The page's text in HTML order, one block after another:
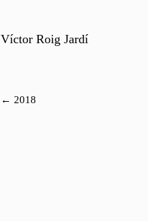
Víctor Roig Jardí
← 2018